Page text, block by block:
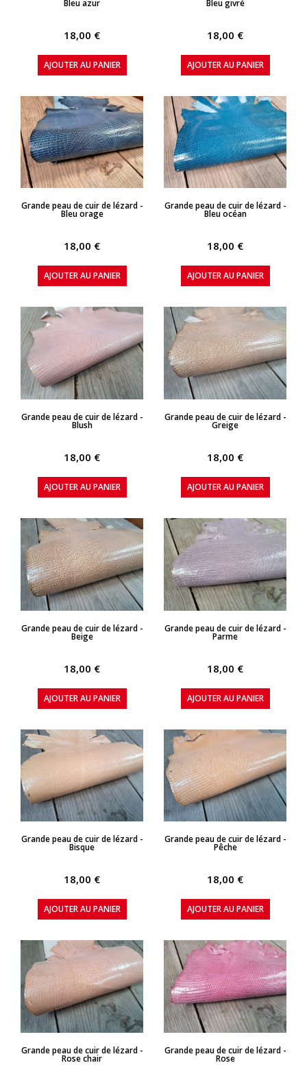
Bleu azur
18,00 €
AJOUTER AU PANIER
Bleu givré
18,00 €
AJOUTER AU PANIER
APERÇU RAPIDE
Grande peau de cuir de lézard -
Bleu orage
18,00 €
AJOUTER AU PANIER
APERÇU RAPIDE
Grande peau de cuir de lézard -
Bleu océan
18,00 €
AJOUTER AU PANIER
APERÇU RAPIDE
Grande peau de cuir de lézard -
Blush
18,00 €
AJOUTER AU PANIER
APERÇU RAPIDE
Grande peau de cuir de lézard -
Greige
18,00 €
AJOUTER AU PANIER
APERÇU RAPIDE
Grande peau de cuir de lézard -
Beige
18,00 €
AJOUTER AU PANIER
APERÇU RAPIDE
Grande peau de cuir de lézard -
Parme
18,00 €
AJOUTER AU PANIER
APERÇU RAPIDE
Grande peau de cuir de lézard -
Bisque
18,00 €
AJOUTER AU PANIER
APERÇU RAPIDE
Grande peau de cuir de lézard -
Pêche
18,00 €
AJOUTER AU PANIER
APERÇU RAPIDE
Grande peau de cuir de lézard -
Rose chair
APERÇU RAPIDE
Grande peau de cuir de lézard -
Rose